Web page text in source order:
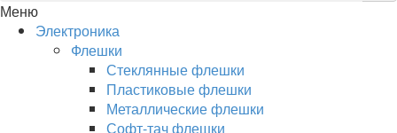
Меню
Электроника
Флешки
Стеклянные флешки
Пластиковые флешки
Металлические флешки
Софт-тач флешки